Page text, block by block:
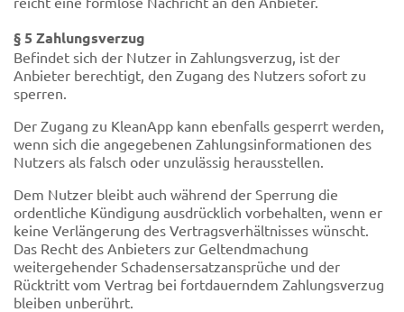
§ 5 Zahlungsverzug
Befindet sich der Nutzer in Zahlungsverzug, ist der
Anbieter berechtigt, den Zugang des Nutzers sofort zu
sperren.
Der Zugang zu KleanApp kann ebenfalls gesperrt werden,
wenn sich die angegebenen Zahlungsinformationen des
Nutzers als falsch oder unzulässig herausstellen.
Dem Nutzer bleibt auch während der Sperrung die
ordentliche Kündigung ausdrücklich vorbehalten, wenn er
keine Verlängerung des Vertragsverhältnisses wünscht.
Das Recht des Anbieters zur Geltendmachung
weitergehender Schadensersatzansprüche und der
Rücktritt vom Vertrag bei fortdauerndem Zahlungsverzug
bleiben unberührt.